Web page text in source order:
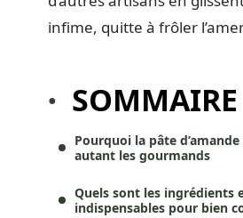
infime, quitte à frôler
SOMMAIRE
Pourquoi la pâte
autant les gourmands
Quels sont les ingrédients
indispensables pour bien